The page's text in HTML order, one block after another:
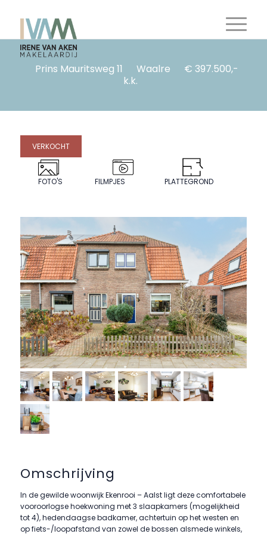
Prins Mauritsweg 11 Waalre
€ 397.500,-
k.k.
VERKOCHT
FOTO'S FILMPJES PLATTEGROND
Omschrijving
In de gewilde woonwijk Ekenrooi – Aalst ligt deze comfortabele
vooroorlogse hoekwoning met 3 slaapkamers (mogelijkheid
tot 4), hedendaagse badkamer, achtertuin op het westen en
op fiets-/loopafstand van zowel de bossen alsmede winkels,